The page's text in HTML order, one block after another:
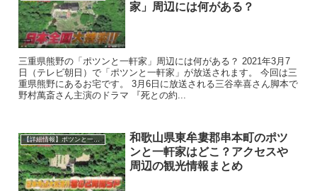
家」周辺には何がある？
三重県熊野の「ポツンと一軒家」周辺には何がある？ 2021年3月7
日（テレビ朝日）で「ポツンと一軒家」が放送されます。 今回は三
重県熊野にあるお宅です。 3月6日に放送される三谷幸喜さん脚本で
野村萬斎さん主演のドラマ 『死との約...
【詳細情報】ポツンと一軒家の場所はどこ？
和歌山県東牟婁郡串本町のポツ
ンと一軒家はどこ？アクセスや
周辺の観光情報まとめ